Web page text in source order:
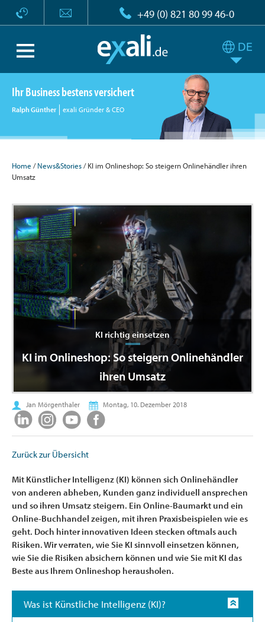
+49 (0) 821 80 99 46-0
Ihr Business bestens versichert
Ralph Günther exali Gründer & CEO
Home /News&Stories/ KI im Onlineshop: So steigern Onlinehändler ihren
Umsatz
KI richtig einsetzen
KI im Onlineshop: So steigern Onlinehändler
ihren Umsatz
Jan Mörgenthaler Montag, 10. Dezember 2018
Zurück zur Übersicht
Mit Künstlicher Intelligenz (KI) können sich Onlinehändler
von anderen abheben, Kunden ganz individuell ansprechen
und so ihren Umsatz steigern. Ein Online-Baumarkt und ein
Online-Buchhandel zeigen, mit ihren Praxisbeispielen wie es
geht. Doch hinter innovativen Ideen stecken oftmals auch
Risiken. Wir verraten, wie Sie KI sinnvoll einsetzen können,
wie Sie die Risiken absichern können und wie Sie mit KI das
Beste aus Ihrem Onlineshop herausholen.
Was ist Künstliche Intelligenz (KI)?